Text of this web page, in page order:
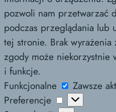
pozwoli nam przetwarzać
podczas przeglądania lub
tej stronie. Brak
zgody może niekorzystnie
i funkcje.
Funkcjonalne
Zawsze
Preferencje
Preferencje